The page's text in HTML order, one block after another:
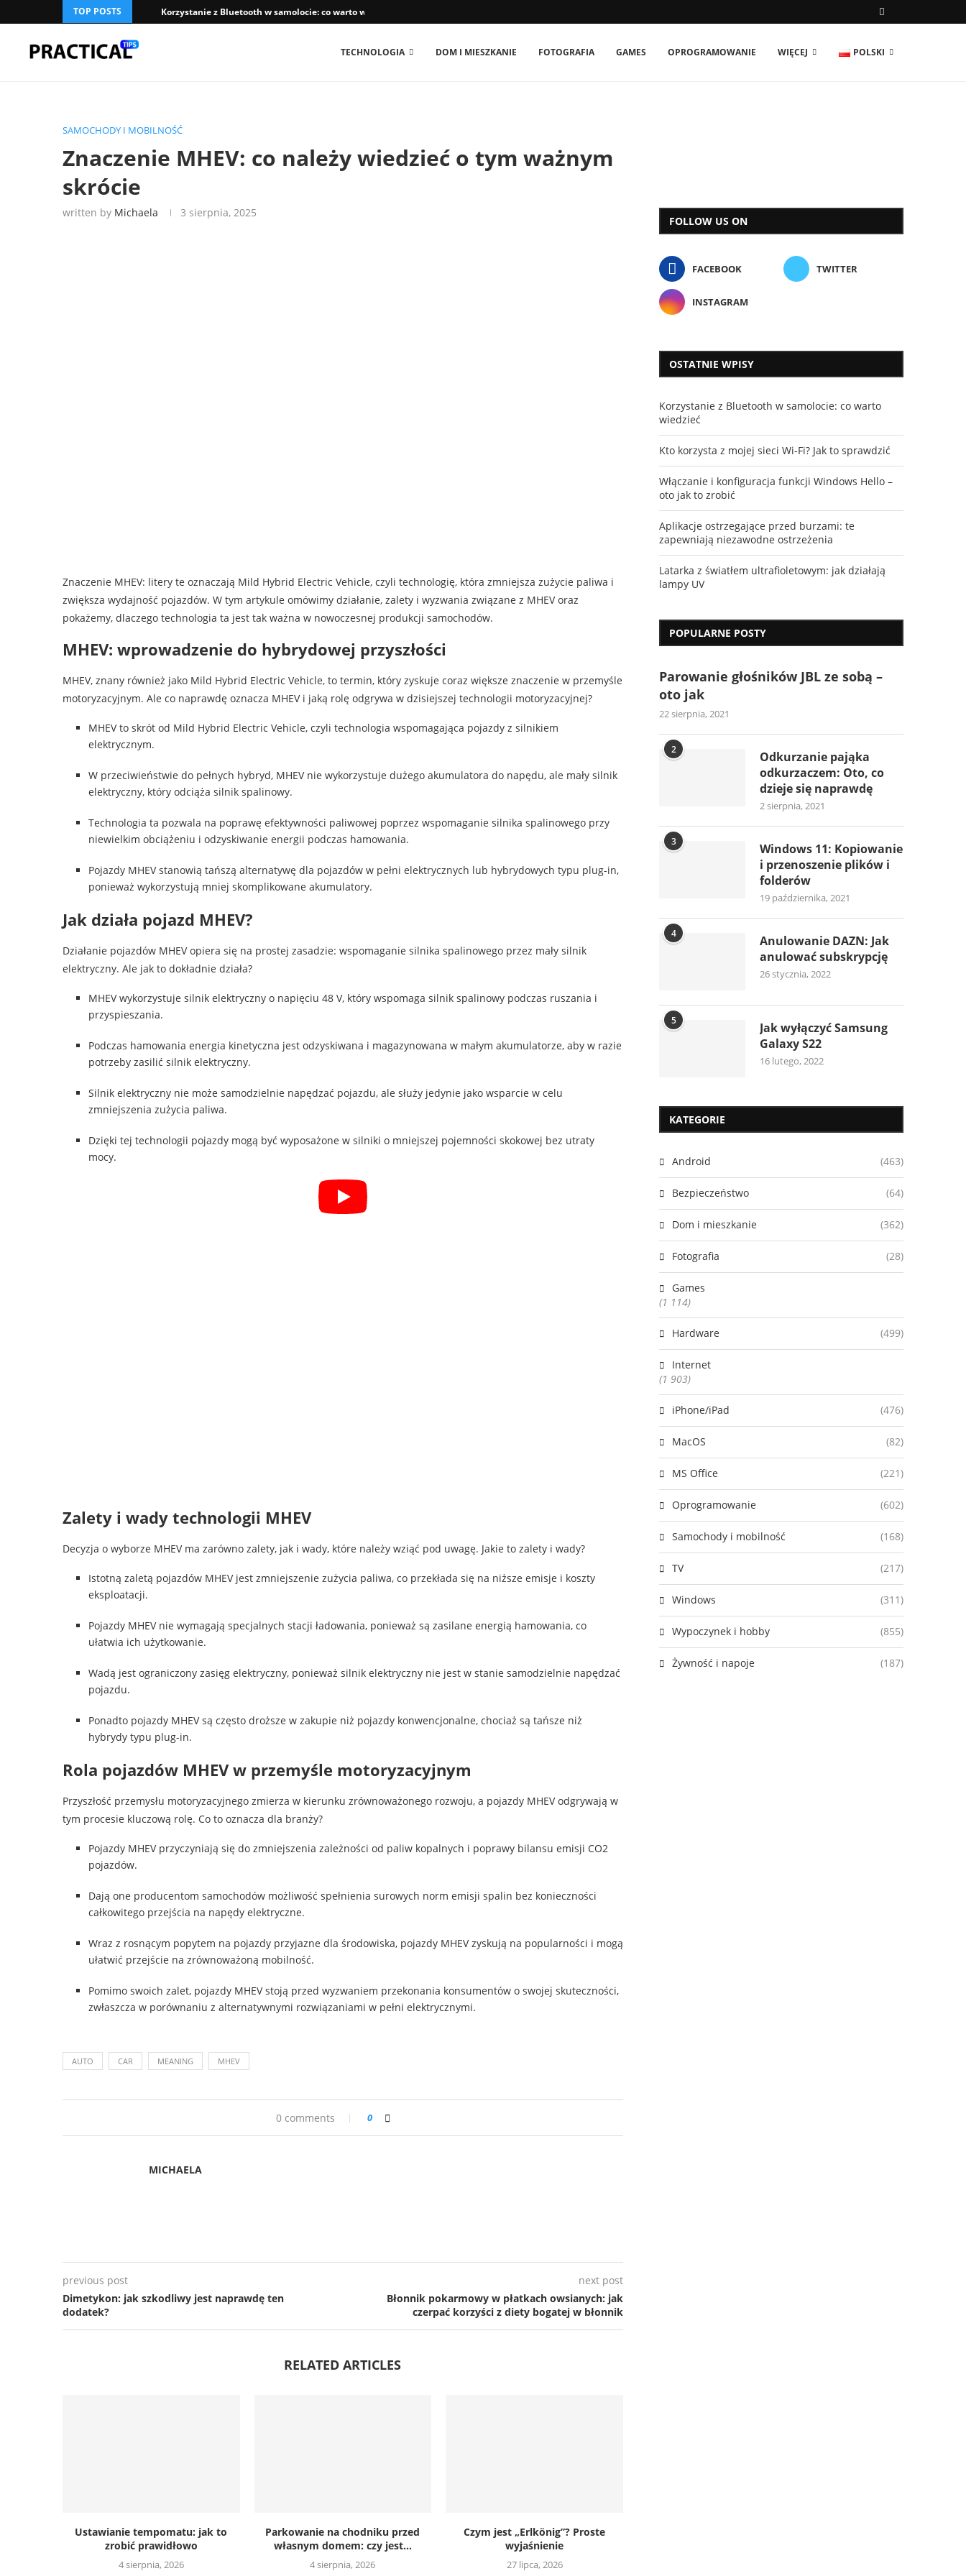
TOP POSTS Korzystanie z Bluetooth w samolocie: co warto wiedzieć
TECHNOLOGIA DOM I MIESZKANIE FOTOGRAFIA GAMES OPROGRAMOWANIE WIĘCEJ POLSKI
SAMOCHODY I MOBILNOŚĆ
Znaczenie MHEV: co należy wiedzieć o tym ważnym
skrócie
written by Michaela 3 sierpnia, 2025
Znaczenie MHEV: litery te oznaczają Mild Hybrid Electric Vehicle, czyli technologię, która zmniejsza zużycie paliwa i
zwiększa wydajność pojazdów. W tym artykule omówimy działanie, zalety i wyzwania związane z MHEV oraz
pokażemy, dlaczego technologia ta jest tak ważna w nowoczesnej produkcji samochodów.
MHEV: wprowadzenie do hybrydowej przyszłości
MHEV, znany również jako Mild Hybrid Electric Vehicle, to termin, który zyskuje coraz większe znaczenie w przemyśle
motoryzacyjnym. Ale co naprawdę oznacza MHEV i jaką rolę odgrywa w dzisiejszej technologii motoryzacyjnej?
MHEV to skrót od Mild Hybrid Electric Vehicle, czyli technologia wspomagająca pojazdy z silnikiem
elektrycznym.
W przeciwieństwie do pełnych hybryd, MHEV nie wykorzystuje dużego akumulatora do napędu, ale mały silnik
elektryczny, który odciąża silnik spalinowy.
Technologia ta pozwala na poprawę efektywności paliwowej poprzez wspomaganie silnika spalinowego przy
niewielkim obciążeniu i odzyskiwanie energii podczas hamowania.
Pojazdy MHEV stanowią tańszą alternatywę dla pojazdów w pełni elektrycznych lub hybrydowych typu plug-in,
ponieważ wykorzystują mniej skomplikowane akumulatory.
Jak działa pojazd MHEV?
Działanie pojazdów MHEV opiera się na prostej zasadzie: wspomaganie silnika spalinowego przez mały silnik
elektryczny. Ale jak to dokładnie działa?
MHEV wykorzystuje silnik elektryczny o napięciu 48 V, który wspomaga silnik spalinowy podczas ruszania i
przyspieszania.
Podczas hamowania energia kinetyczna jest odzyskiwana i magazynowana w małym akumulatorze, aby w razie
potrzeby zasilić silnik elektryczny.
Silnik elektryczny nie może samodzielnie napędzać pojazdu, ale służy jedynie jako wsparcie w celu
zmniejszenia zużycia paliwa.
Dzięki tej technologii pojazdy mogą być wyposażone w silniki o mniejszej pojemności skokowej bez utraty
mocy.
Zalety i wady technologii MHEV
Decyzja o wyborze MHEV ma zarówno zalety, jak i wady, które należy wziąć pod uwagę. Jakie to zalety i wady?
Istotną zaletą pojazdów MHEV jest zmniejszenie zużycia paliwa, co przekłada się na niższe emisje i koszty
eksploatacji.
Pojazdy MHEV nie wymagają specjalnych stacji ładowania, ponieważ są zasilane energią hamowania, co
ułatwia ich użytkowanie.
Wadą jest ograniczony zasięg elektryczny, ponieważ silnik elektryczny nie jest w stanie samodzielnie napędzać
pojazdu.
Ponadto pojazdy MHEV są często droższe w zakupie niż pojazdy konwencjonalne, chociaż są tańsze niż
hybrydy typu plug-in.
Rola pojazdów MHEV w przemyśle motoryzacyjnym
Przyszłość przemysłu motoryzacyjnego zmierza w kierunku zrównoważonego rozwoju, a pojazdy MHEV odgrywają w
tym procesie kluczową rolę. Co to oznacza dla branży?
Pojazdy MHEV przyczyniają się do zmniejszenia zależności od paliw kopalnych i poprawy bilansu emisji CO2
pojazdów.
Dają one producentom samochodów możliwość spełnienia surowych norm emisji spalin bez konieczności
całkowitego przejścia na napędy elektryczne.
Wraz z rosnącym popytem na pojazdy przyjazne dla środowiska, pojazdy MHEV zyskują na popularności i mogą
ułatwić przejście na zrównoważoną mobilność.
Pomimo swoich zalet, pojazdy MHEV stoją przed wyzwaniem przekonania konsumentów o swojej skuteczności,
zwłaszcza w porównaniu z alternatywnymi rozwiązaniami w pełni elektrycznymi.
AUTO CAR MEANING MHEV
0 comments 0
MICHAELA
previous post
Dimetykon: jak szkodliwy jest naprawdę ten
dodatek?
next post
Błonnik pokarmowy w płatkach owsianych: jak
czerpać korzyści z diety bogatej w błonnik
RELATED ARTICLES
Ustawianie tempomatu: jak to
zrobić prawidłowo
4 sierpnia, 2026
Parkowanie na chodniku przed
własnym domem: czy jest...
4 sierpnia, 2026
Czym jest „Erlkönig”? Proste
wyjaśnienie
27 lipca, 2026
FOLLOW US ON
FACEBOOK TWITTER
INSTAGRAM
OSTATNIE WPISY
Korzystanie z Bluetooth w samolocie: co warto
wiedzieć
Kto korzysta z mojej sieci Wi-Fi? Jak to sprawdzić
Włączanie i konfiguracja funkcji Windows Hello –
oto jak to zrobić
Aplikacje ostrzegające przed burzami: te
zapewniają niezawodne ostrzeżenia
Latarka z światłem ultrafioletowym: jak działają
lampy UV
POPULARNE POSTY
Parowanie głośników JBL ze sobą –
oto jak
22 sierpnia, 2021
2
Odkurzanie pająka
odkurzaczem: Oto, co
dzieje się naprawdę
2 sierpnia, 2021
3
Windows 11: Kopiowanie
i przenoszenie plików i
folderów
19 października, 2021
4
Anulowanie DAZN: Jak
anulować subskrypcję
26 stycznia, 2022
5
Jak wyłączyć Samsung
Galaxy S22
16 lutego, 2022
KATEGORIE
Android (463)
Bezpieczeństwo (64)
Dom i mieszkanie (362)
Fotografia (28)
Games
(1 114)
Hardware (499)
Internet
(1 903)
iPhone/iPad (476)
MacOS (82)
MS Office (221)
Oprogramowanie (602)
Samochody i mobilność (168)
TV (217)
Windows (311)
Wypoczynek i hobby (855)
Żywność i napoje (187)